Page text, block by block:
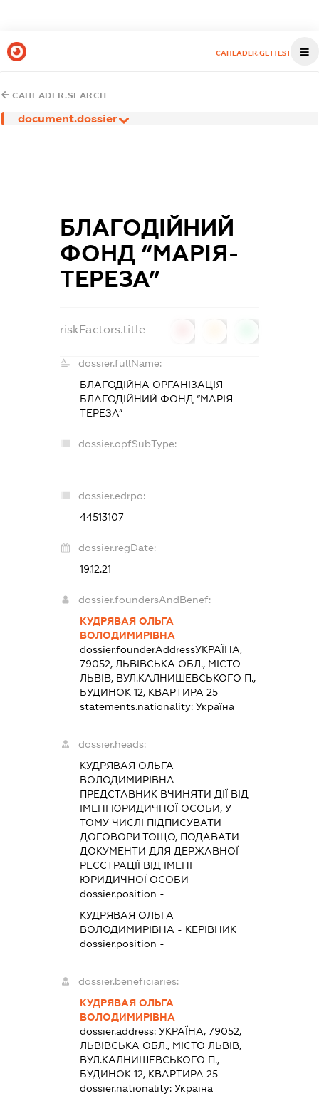
CAHEADER.GETTEST
CAHEADER.SEARCH
document.dossier
БЛАГОДІЙНИЙ
ФОНД “МАРІЯ-
ТЕРЕЗА”
riskFactors.title
dossier.fullName:
БЛАГОДІЙНА ОРГАНІЗАЦІЯ
БЛАГОДІЙНИЙ ФОНД “МАРІЯ-
ТЕРЕЗА”
dossier.opfSubType:
-
dossier.edrpo:
44513107
dossier.regDate:
19.12.21
dossier.foundersAndBenef:
КУДРЯВАЯ ОЛЬГА
ВОЛОДИМИРІВНА
dossier.founderAddressУКРАЇНА,
79052, ЛЬВІВСЬКА ОБЛ., МІСТО
ЛЬВІВ, ВУЛ.КАЛНИШЕВСЬКОГО П.,
БУДИНОК 12, КВАРТИРА 25
statements.nationality:Україна
dossier.heads:
КУДРЯВАЯ ОЛЬГА
ВОЛОДИМИРІВНА -
ПРЕДСТАВНИК ВЧИНЯТИ ДІЇ ВІД
ІМЕНІ ЮРИДИЧНОЇ ОСОБИ, У
ТОМУ ЧИСЛІ ПІДПИСУВАТИ
ДОГОВОРИ ТОЩО, ПОДАВАТИ
ДОКУМЕНТИ ДЛЯ ДЕРЖАВНОЇ
РЕЄСТРАЦІЇ ВІД ІМЕНІ
ЮРИДИЧНОЇ ОСОБИ
dossier.position -
КУДРЯВАЯ ОЛЬГА
ВОЛОДИМИРІВНА - КЕРІВНИК
dossier.position -
dossier.beneficiaries:
КУДРЯВАЯ ОЛЬГА
ВОЛОДИМИРІВНА
dossier.address:УКРАЇНА, 79052,
ЛЬВІВСЬКА ОБЛ., МІСТО ЛЬВІВ,
ВУЛ.КАЛНИШЕВСЬКОГО П.,
БУДИНОК 12, КВАРТИРА 25
dossier.nationality:Україна